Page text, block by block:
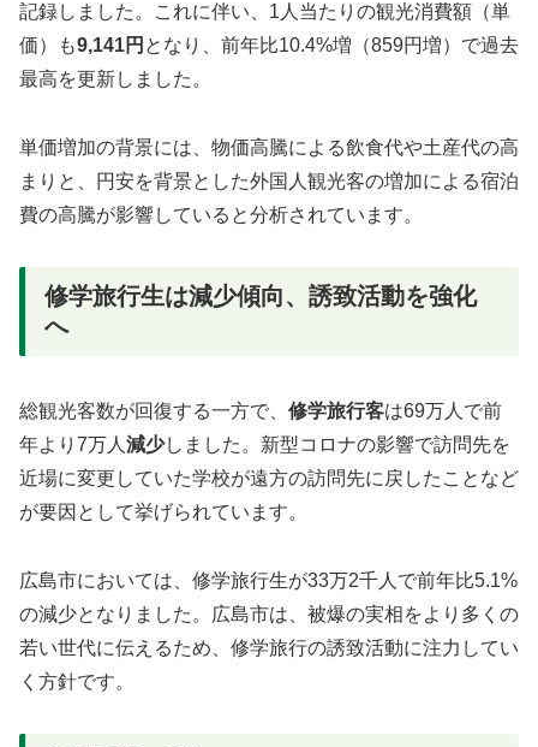
記録しました。これに伴い、1人当たりの観光消費額（単
価）も9,141円 となり、前年比10.4%増（859円増）で過去
最高を更新しました。
単価増加の背景には、物価高騰による飲食代や土産代の高
まりと、円安を背景とした外国人観光客の増加による宿泊
費の高騰が影響していると分析されています。
修学旅行生は減少傾向、誘致活動を強化
へ
総観光客数が回復する一方で、 修学旅行客は69万人で前
年より7万人 減少しました。新型コロナの影響で訪問先を
近場に変更していた学校が遠方の訪問先に戻したことなど
が要因として挙げられています。
広島市においては、修学旅行生が33万2千人で前年比5.1%
の減少となりました。広島市は、被爆の実相をより多くの
若い世代に伝えるため、修学旅行の誘致活動に注力してい
く方針です。